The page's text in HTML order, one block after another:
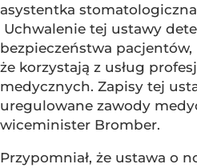
asystentka
Uchwalenie tej ustawy
bezpieczeństwa
że korzystają z usług
medycznych. Zapisy tej
uregulowane zawody
wiceminister Bromber.
Przypomniał, że ustawa o